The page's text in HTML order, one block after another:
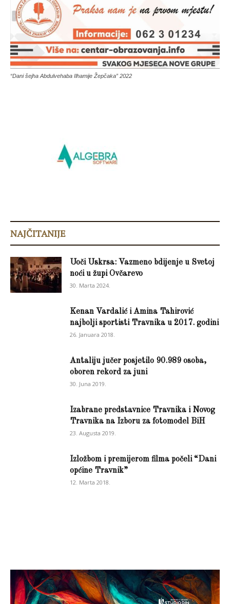
“Dani šejha Abdulvehaba Ilhamije Žepčaka” 2022
NAJČITANIJE
Uoči Uskrsa: Vazmeno bdijenje u Svetoj
noći u župi Ovčarevo
30. Marta 2024.
Kenan Vardalić i Amina Tahirović
najbolji sportisti Travnika u 2017. godini
26. Januara 2018.
Antaliju jučer posjetilo 90.989 osoba,
oboren rekord za juni
30. Juna 2019.
Izabrane predstavnice Travnika i Novog
Travnika na Izboru za fotomodel BiH
23. Augusta 2019.
Izložbom i premijerom filma počeli “Dani
općine Travnik”
12. Marta 2018.